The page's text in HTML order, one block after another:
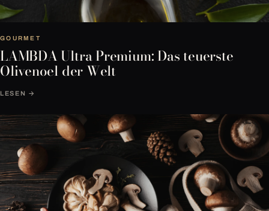
GOURMET
LAMBDA Ultra Premium: Das teuerste
Olivenoel der Welt
LESEN →